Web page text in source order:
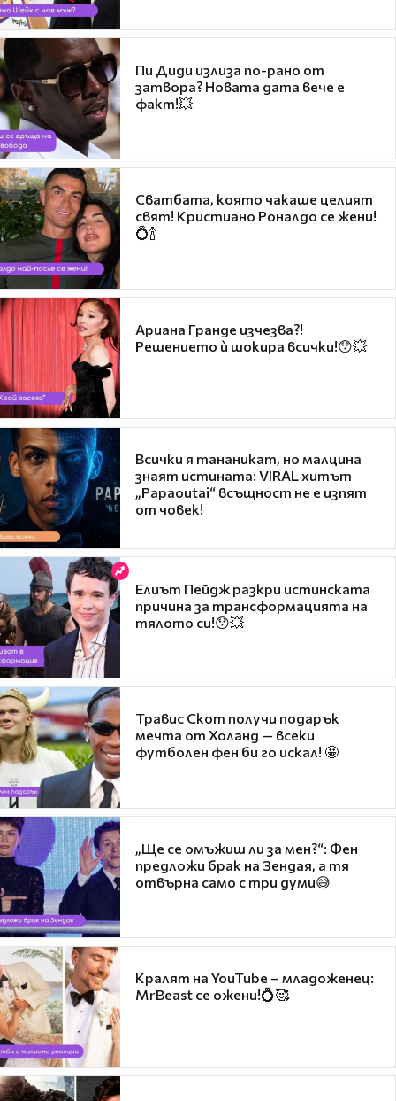
Пи Диди излиза по-рано от
затвора? Новата дата вече е
факт!💥
Сватбата, която чакаше целият
свят! Кристиано Роналдо се жени!
💍🍾
Ариана Гранде изчезва?!
Решението ѝ шокира всички!😯💥
Всички я тананикат, но малцина
знаят истината: VIRAL хитът
„Papaoutai“ всъщност не е изпят
от човек!
Елиът Пейдж разкри истинската
причина за трансформацията на
тялото си!😯💥
Травис Скот получи подарък
мечта от Холанд — всеки
футболен фен би го искал! 🤩
„Ще се омъжиш ли за мен?“: Фен
предложи брак на Зендая, а тя
отвърна само с три думи😅
Кралят на YouTube – младоженец:
MrBeast се ожени!💍🥰